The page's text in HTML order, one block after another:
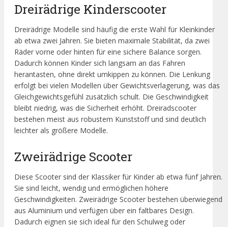
Dreirädrige Kinderscooter
Dreirädrige Modelle sind häufig die erste Wahl für Kleinkinder
ab etwa zwei Jahren. Sie bieten maximale Stabilität, da zwei
Räder vorne oder hinten für eine sichere Balance sorgen.
Dadurch können Kinder sich langsam an das Fahren
herantasten, ohne direkt umkippen zu können. Die Lenkung
erfolgt bei vielen Modellen über Gewichtsverlagerung, was das
Gleichgewichtsgefühl zusätzlich schult. Die Geschwindigkeit
bleibt niedrig, was die Sicherheit erhöht. Dreiradscooter
bestehen meist aus robustem Kunststoff und sind deutlich
leichter als größere Modelle.
Zweirädrige Scooter
Diese Scooter sind der Klassiker für Kinder ab etwa fünf Jahren.
Sie sind leicht, wendig und ermöglichen höhere
Geschwindigkeiten. Zweirädrige Scooter bestehen überwiegend
aus Aluminium und verfügen über ein faltbares Design.
Dadurch eignen sie sich ideal für den Schulweg oder